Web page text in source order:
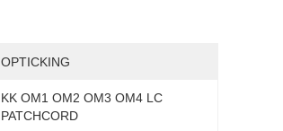
OPTICKING
ΚΚ OM1 OM2 OM3 OM4 LC
PATCHCORD